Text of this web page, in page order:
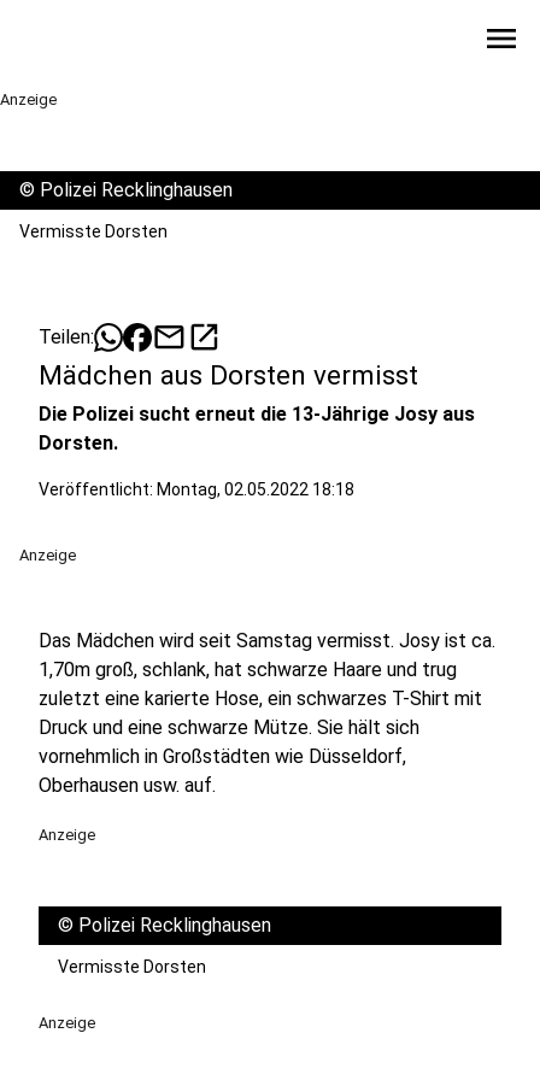
menu
Anzeige
© Polizei Recklinghausen
Vermisste Dorsten
Teilen: mailopen_in_new
Mädchen aus Dorsten vermisst
Die Polizei sucht erneut die 13-Jährige Josy aus
Dorsten.
Veröffentlicht: Montag, 02.05.2022 18:18
Anzeige
Das Mädchen wird seit Samstag vermisst. Josy ist ca.
1,70m groß, schlank, hat schwarze Haare und trug
zuletzt eine karierte Hose, ein schwarzes T-Shirt mit
Druck und eine schwarze Mütze. Sie hält sich
vornehmlich in Großstädten wie Düsseldorf,
Oberhausen usw. auf.
Anzeige
© Polizei Recklinghausen
Vermisste Dorsten
Anzeige